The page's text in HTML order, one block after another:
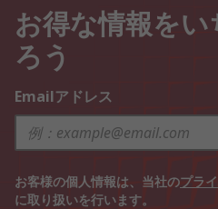
お得な情報を
ろう
Emailアドレス
お客様の個人情報は、当社のプラ
に取り扱いを行います。